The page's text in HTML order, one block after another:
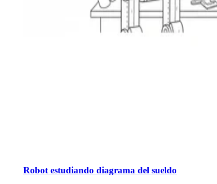
Robot estudiando diagrama del sueldo